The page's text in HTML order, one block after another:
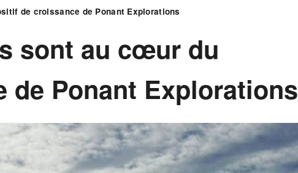
de croissance de Ponant Explorations
sont au cœur du
Ponant Explorations